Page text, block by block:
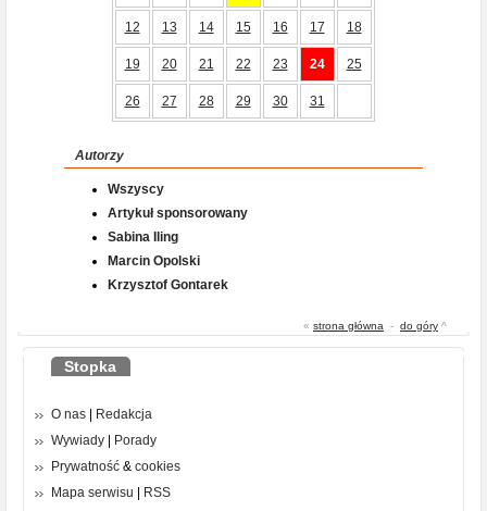
12 13 14 15 16 17 18
19 20 21 22 23 24 25
26 27 28 29 30 31
Autorzy
Wszyscy
Artykuł sponsorowany
Sabina Iling
Marcin Opolski
Krzysztof Gontarek
« strona główna - do góry ^
Stopka
O nas
Redakcja
Wywiady
Porady
Prywatność & cookies
Mapa serwisu
RSS